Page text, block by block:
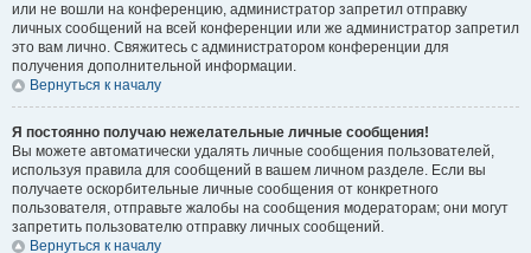
или не вошли на конференцию, администратор запретил отправку
личных сообщений на всей конференции или же администратор запретил
это вам лично. Свяжитесь с администратором конференции для
получения дополнительной информации.
Вернуться к началу
Я постоянно получаю нежелательные личные сообщения!
Вы можете автоматически удалять личные сообщения пользователей,
используя правила для сообщений в вашем личном разделе. Если вы
получаете оскорбительные личные сообщения от конкретного
пользователя, отправьте жалобы на сообщения модераторам; они могут
запретить пользователю отправку личных сообщений.
Вернуться к началу